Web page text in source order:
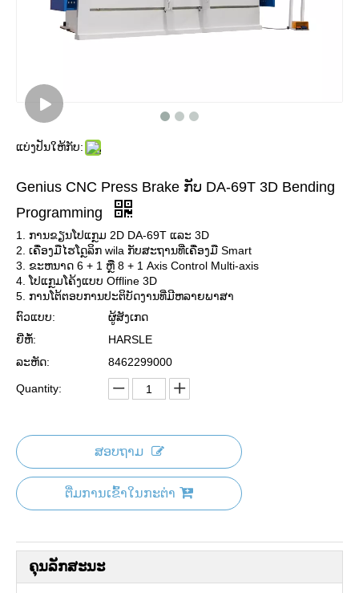
ແບ່ງປັນໃຫ້ກັບ:
Genius CNC Press Brake ກັບ DA-69T 3D Bending
Programming
1. ການຂຽນໂປແກຼມ 2D DA-69T ແລະ 3D
2. ເຄື່ອງມືໄຮໂດຼລິກ wila ກັບສະຖານທີ່ເຄື່ອງມື Smart
3. ຂະຫນາດ 6 + 1 ຫຼື 8 + 1 Axis Control Multi-axis
4. ໂປແກຼມໂຄ້ງແບບ Offline 3D
5. ການໂຕ້ຕອບການປະຕິບັດງານທີ່ມີຫລາຍພາສາ
ຕົວແບບ:
ຜູ້ສັງເກດ
ຍີ່ຫໍ້:
HARSLE
ລະຫັດ:
8462299000
Quantity:
ສອບຖາມ
ຕື່ມການເຂົ້າໃນກະຕ່າ
ຄຸນ​ລັກ​ສະ​ນະ